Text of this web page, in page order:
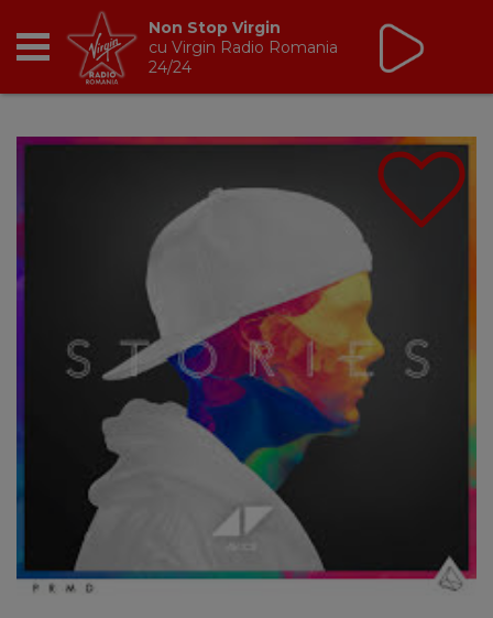
HOT 30
DANCEFLOOR CHART
RADIO ACADEMY
CONTUL MEU
Non Stop Virgin
cu Virgin Radio Romania
24/24